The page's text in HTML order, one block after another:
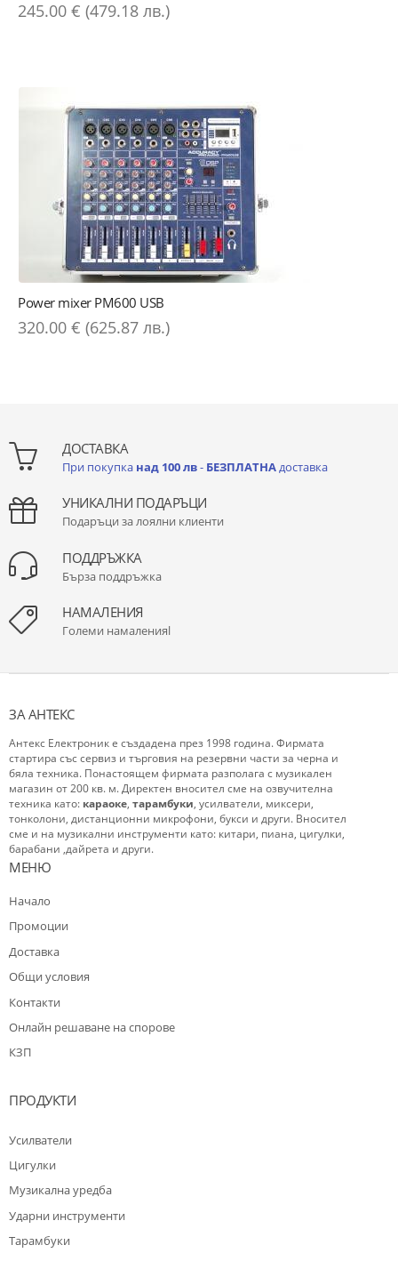
245.00 € (479.18 лв.)
Power mixer PM600 USB
320.00 € (625.87 лв.)
ДОСТАВКА
При покупка над 100 лв- БЕЗПЛАТНАдоставка
УНИКАЛНИ ПОДАРЪЦИ
Подаръци за лоялни клиенти
ПОДДРЪЖКА
Бърза поддръжка
НАМАЛЕНИЯ
Големи намаленияl
ЗА АНТЕКС
Антекс Електроник е създадена през 1998 година. Фирмата
стартира със сервиз и търговия на резервни части за черна и
бяла техника. Понастоящем фирмата разполага с музикален
магазин от 200 кв. м. Директен вносител сме на озвучителна
техника като: караоке, тарамбуки, усилватели, миксери,
тонколони, дистанционни микрофони, букси и други. Вносител
сме и на музикални инструменти като: китари, пиана, цигулки,
барабани ,дайрета и други.
МЕНЮ
Начало
Промоции
Доставка
Общи условия
Контакти
Oнлайн решаване на спорове
КЗП
ПРОДУКТИ
Усилватели
Цигулки
Музикална уредба
Ударни инструменти
Тарамбуки